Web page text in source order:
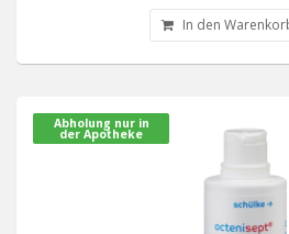
In den
Abholung nur in
der Apotheke